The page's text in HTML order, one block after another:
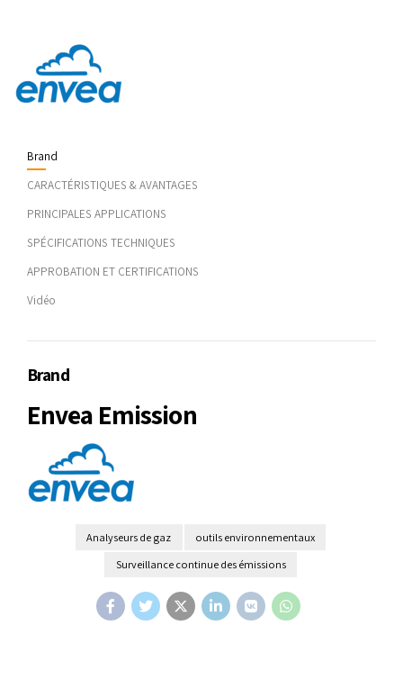
Brand
CARACTÉRISTIQUES & AVANTAGES
PRINCIPALES APPLICATIONS
SPÉCIFICATIONS TECHNIQUES
APPROBATION ET CERTIFICATIONS
Vidéo
Brand
Envea Emission
Analyseurs de gaz
outils environnementaux
Surveillance continue des émissions